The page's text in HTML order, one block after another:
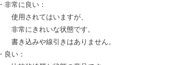
・非常に良い：
使用されてはいますが、
非常にきれいな状態です。
書き込みや線引きはありません。
・良い：